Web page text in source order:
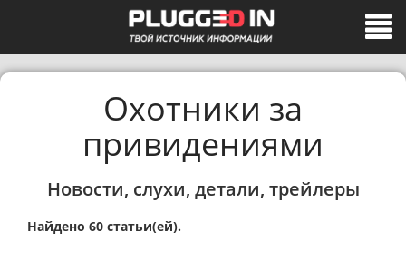
Охотники за
привидениями
Новости, слухи, детали, трейлеры
Найдено 60 статьи(ей).